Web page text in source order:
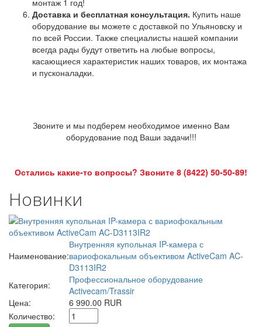
монтаж 1 год!
Доставка и бесплатная консультация. Купить наше
оборудование вы можете с доставкой по Ульяновску и
по всей России. Также специалисты нашей компании
всегда рады будут ответить на любые вопросы,
касающиеся характеристик наших товаров, их монтажа
и пусконаладки.
Звоните и мы подберем необходимое именно Вам
оборудование под Ваши задачи!!!
Остались какие-то вопросы? Звоните 8 (8422) 50-50-89!
Новинки
Наименование:
Внутренняя купольная IP-камера с
вариофокальным объективом ActiveCam AC-
D3113IR2
Категория:
Профессиональное оборудование
Activecam/Trassir
Цена:
6 990.00 RUR
Количество: